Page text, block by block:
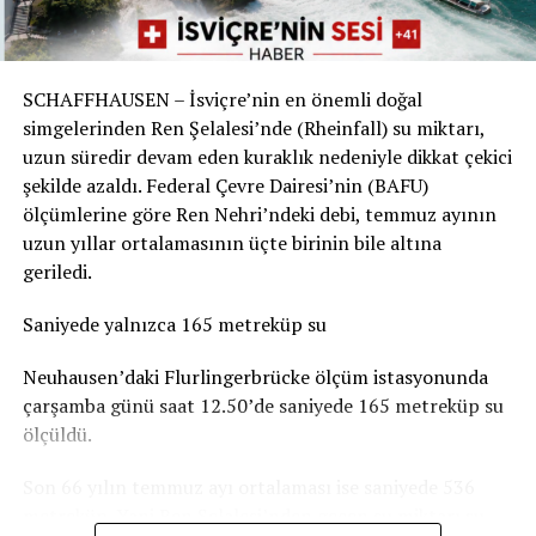
Sorunun boyutu parkın bulunduğu yere göre değişiyor.
durumun genel olarak dramatik olmadığını belirtiyor.
Basel-Landschaft yetkilileri de şehir merkezindeki ve
insanların yemek yemek veya vakit geçirmek için
kullandığı parkların, ormanlık alanlardaki oyun
parklarına göre daha fazla kirlendiğine dikkat çekiyor.
Sigarasız çocuk parkları yaygınlaşıyor
İsviçre’deki Stop2Drop girişiminin verilerine göre şu
anda 24 belediye sigarasız ve temiz çocuk parkı
uygulamasını kullanıyor.
Aarau’da da seçilen 10 çocuk parkında yaklaşık iki ay
SCHAFFHAUSEN – İsviçre’nin en önemli doğal
simgelerinden Ren Şelalesi’nde (Rheinfall) su miktarı,
uzun süredir devam eden kuraklık nedeniyle dikkat çekici
şekilde azaldı. Federal Çevre Dairesi’nin (BAFU)
ölçümlerine göre Ren Nehri’ndeki debi, temmuz ayının
uzun yıllar ortalamasının üçte birinin bile altına
geriledi.
Saniyede yalnızca 165 metreküp su
Neuhausen’daki Flurlingerbrücke ölçüm istasyonunda
çarşamba günü saat 12.50’de saniyede 165 metreküp su
ölçüldü.